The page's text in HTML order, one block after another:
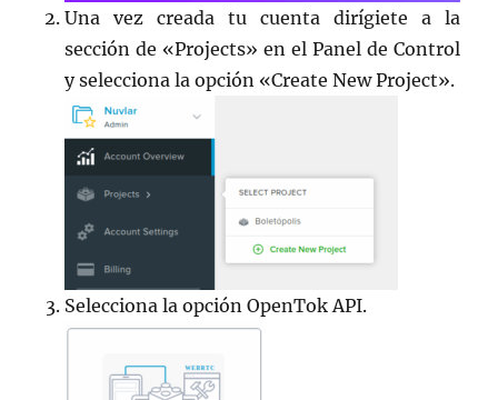
Una vez creada tu cuenta dirígiete a la
sección de «Projects» en el Panel de Control
y selecciona la opción «Create New Project».
Selecciona la opción OpenTok API.